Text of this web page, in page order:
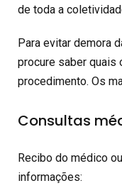
de toda a
Para evitar demora
procure saber quais
procedimento. Os
Consultas
Recibo do médico
informações: